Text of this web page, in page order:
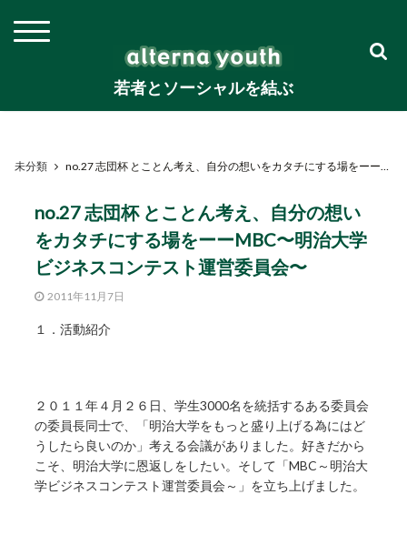
若者とソーシャルを結ぶ
未分類 no.27 志団杯 とことん考え、自分の想いをカタチにする場をーーMBC〜明治大学ビジネスコンテスト運営委員会〜
no.27 志団杯 とことん考え、自分の想い
をカタチにする場をーーMBC〜明治大学
ビジネスコンテスト運営委員会〜
2011年11月7日
１．活動紹介
２０１１年４月２６日、学生3000名を統括するある委員会
の委員長同士で、「明治大学をもっと盛り上げる為にはど
うしたら良いのか」考える会議がありました。好きだから
こそ、明治大学に恩返しをしたい。そして「MBC～明治大
学ビジネスコンテスト運営委員会～」を立ち上げました。